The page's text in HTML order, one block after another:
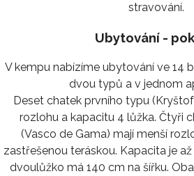
stravování.
Ubytování -
V kempu nabízíme ubytování ve 14
dvou typů a v jednom
Deset chatek prvního typu
rozlohu a kapacitu 4 lůžka. Čtyři
(Vasco de Gama) mají menší
zastřešenou teráskou. Kapacita je
dvoulůžko má 140 cm na šířku.